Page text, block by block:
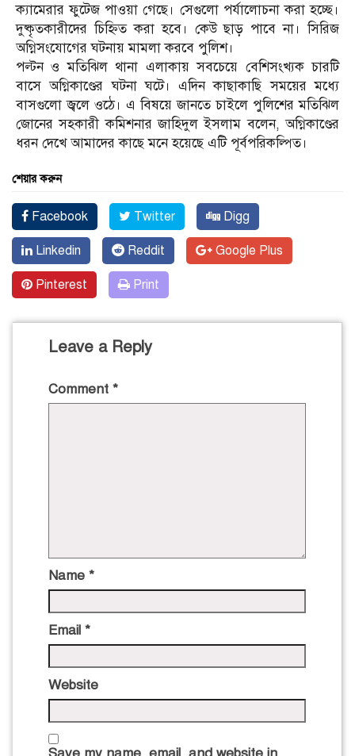
ক্যামেরার ফুটেজ পাওয়া গেছে। সেগুলো পর্যালোচনা করা হচ্ছে।
দুষ্কৃতকারীদের চিহ্নিত করা হবে। কেউ ছাড় পাবে না। সিরিজ
অগ্নিসংযোগের ঘটনায় মামলা করবে পুলিশ।
পল্টন ও মতিঝিল থানা এলাকায় সবচেয়ে বেশিসংখ্যক চারটি
বাসে অগ্নিকাণ্ডের ঘটনা ঘটে। এদিন কাছাকাছি সময়ের মধ্যে
বাসগুলো জ্বলে ওঠে। এ বিষয়ে জানতে চাইলে পুলিশের মতিঝিল
জোনের সহকারী কমিশনার জাহিদুল ইসলাম বলেন, অগ্নিকাণ্ডের
ধরন দেখে আমাদের কাছে মনে হয়েছে এটি পূর্বপরিকল্পিত।
শেয়ার করুন
Facebook Twitter Digg
Linkedin Reddit Google Plus
Pinterest Print
Leave a Reply
Comment *
Name *
Email *
Website